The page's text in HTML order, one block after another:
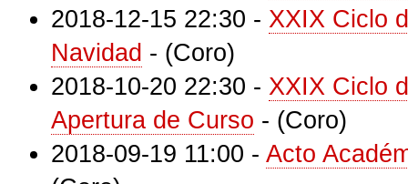
2018-12-15 22:30 - XXIX Ciclo
Navidad - (Coro)
2018-10-20 22:30 - XXIX Ciclo
Apertura de Curso - (Coro)
2018-09-19 11:00 - Acto